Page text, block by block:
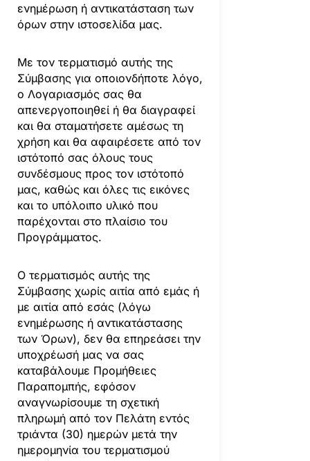
ενημέρωση ή αντικατάσταση των
όρων στην ιστοσελίδα μας.
Με τον τερματισμό αυτής της
Σύμβασης για οποιονδήποτε λόγο,
ο Λογαριασμός σας θα
απενεργοποιηθεί ή θα διαγραφεί
και θα σταματήσετε αμέσως τη
χρήση και θα αφαιρέσετε από τον
ιστότοπό σας όλους τους
συνδέσμους προς τον ιστότοπό
μας, καθώς και όλες τις εικόνες
και το υπόλοιπο υλικό που
παρέχονται στο πλαίσιο του
Προγράμματος.
Ο τερματισμός αυτής της
Σύμβασης χωρίς αιτία από εμάς ή
με αιτία από εσάς (λόγω
ενημέρωσης ή αντικατάστασης
των Όρων), δεν θα επηρεάσει την
υποχρέωσή μας να σας
καταβάλουμε Προμήθειες
Παραπομπής, εφόσον
αναγνωρίσουμε τη σχετική
πληρωμή από τον Πελάτη εντός
τριάντα (30) ημερών μετά την
ημερομηνία του τερματισμού